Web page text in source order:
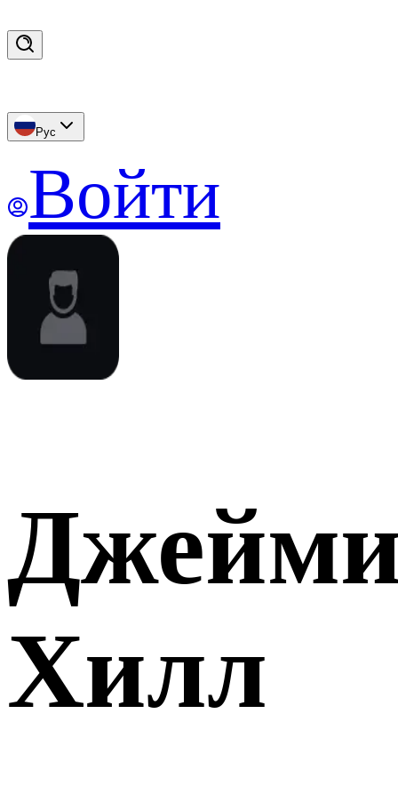
Рус
Войти
Хилл